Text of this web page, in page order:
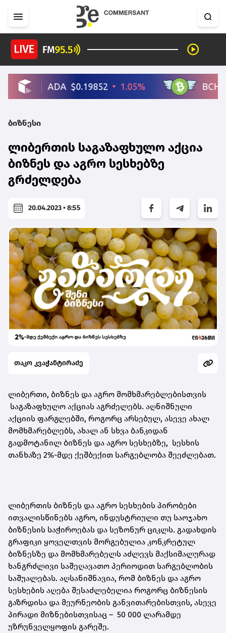
ბიზნესი
ლიბერთის საგაზაფხულო აქცია
ბიზნეს და აგრო სესხებზე
გრძელდება
20.04.2023 • 8:55
თაკო კვაჭანტირაძე
ლიბერთი, ბიზნეს და აგრო მომხმარებლებისთვის
საგაზაფხულო აქციას აგრძელებს. აღნიშნული
აქციის ფარგლებში, როგორც არსებულ, ასევე ახალ
მომხმარებლებს, ახალ ან სხვა ბანკიდან
გადმოტანილ ბიზნეს და აგრო სესხებზე, სესხის
თანხაზე 2%-მდე ქეშბექით სარგებლობა შეეძლებათ.
ლიბერთის ბიზნეს და აგრო სესხების პირობები
ითვალისწინებს აგრო, ინდუსტრიული თუ საოჯახო
ბიზნესის საჭიროებას და სეზონურ ციკლს. გადახდის
გრაფიკი ყოველთვის მორგებულია კონკრეტულ
ბიზნესზე და მომხმარებელს აძლევს მაქსიმალურად
ხანგრძლივი საშეღავათო პერიოდით სარგებლობის
საშუალებას. აღსანიშნავია, რომ ბიზნეს და აგრო
სესხების აღება შესაძლებელია როგორც ბიზნესის
გაზრდისა და მეურნეობის განვითარებისთვის, ასევე
პირადი მიზნებისთვისაც – 50 000 ლარამდე
უზრუნველყოფის გარეშე.